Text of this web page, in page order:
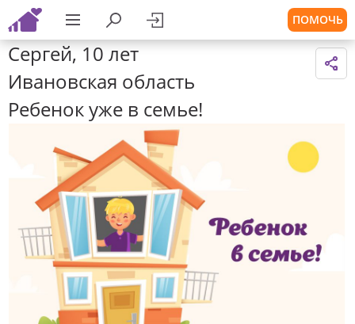
ПОМОЧЬ
Сергей, 10 лет
Ивановская область
Ребенок уже в семье!